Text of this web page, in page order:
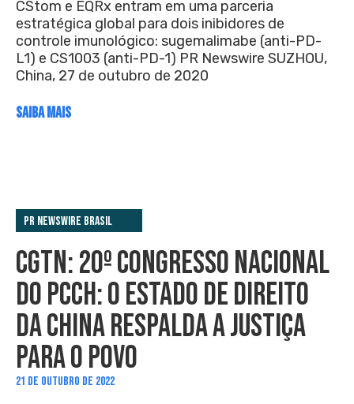
CStom e EQRx entram em uma parceria
estratégica global para dois inibidores de
controle imunológico: sugemalimabe (anti-PD-
L1) e CS1003 (anti-PD-1) PR Newswire SUZHOU,
China, 27 de outubro de 2020
SAIBA MAIS
PR Newswire Brasil
CGTN: 20º CONGRESSO NACIONAL
DO PCCH: O ESTADO DE DIREITO
DA CHINA RESPALDA A JUSTIÇA
PARA O POVO
21 DE OUTUBRO DE 2022